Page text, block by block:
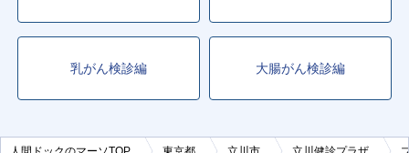
乳がん検診編 大腸がん検診編